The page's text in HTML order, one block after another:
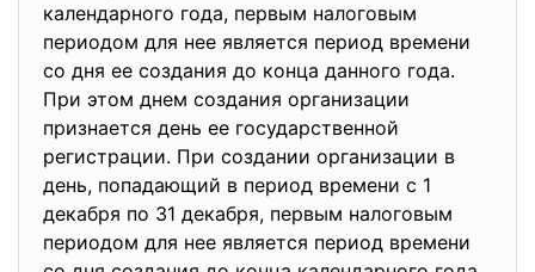
календарного года, первым налоговым
периодом для нее является период времени
со дня ее создания до конца данного года.
При этом днем создания организации
признается день ее государственной
регистрации. При создании организации в
день, попадающий в период времени с 1
декабря по 31 декабря, первым налоговым
периодом для нее является период времени